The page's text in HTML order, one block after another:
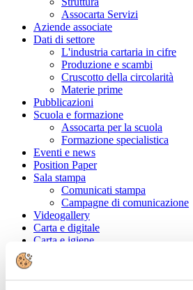
Assocarta Servizi
Aziende associate
Dati di settore
L'industria cartaria in cifre
Produzione e scambi
Cruscotto della circolarità
Materie prime
Pubblicazioni
Scuola e formazione
Assocarta per la scuola
Formazione specialistica
Eventi e news
Position Paper
Sala stampa
Comunicati stampa
Campagne di comunicazione
Videogallery
Carta e digitale
Carta e igiene